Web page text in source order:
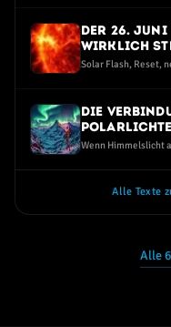
Der 26. Juni
wirklich
Solar Flash, Reset,
Die
Resonanz-
Wenn Himmelslicht
Alle Texte
Alle